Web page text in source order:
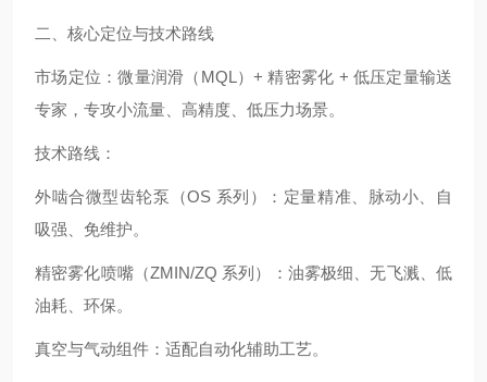
二、核心定位与技术路线
市场定位：微量润滑（MQL）+ 精密雾化 + 低压定量输送
专家，专攻小流量、高精度、低压力场景。
技术路线：
外啮合微型齿轮泵（OS 系列）：定量精准、脉动小、自
吸强、免维护。
精密雾化喷嘴（ZMIN/ZQ 系列）：油雾极细、无飞溅、低
油耗、环保。
真空与气动组件：适配自动化辅助工艺。